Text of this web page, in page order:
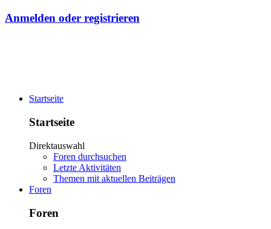
Anmelden oder registrieren
Startseite
Startseite
Direktauswahl
Foren durchsuchen
Letzte Aktivitäten
Themen mit aktuellen Beiträgen
Foren
Foren